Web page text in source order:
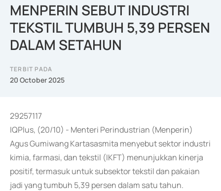
MENPERIN SEBUT INDUSTRI
TEKSTIL TUMBUH 5,39 PERSEN
DALAM SETAHUN
TERBIT PADA
20 October 2025
29257117
IQPlus, (20/10) - Menteri Perindustrian (Menperin)
Agus Gumiwang Kartasasmita menyebut sektor industri
kimia, farmasi, dan tekstil (IKFT) menunjukkan kinerja
positif, termasuk untuk subsektor tekstil dan pakaian
jadi yang tumbuh 5,39 persen dalam satu tahun.